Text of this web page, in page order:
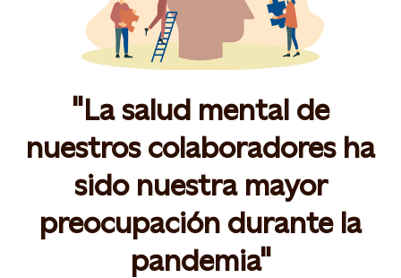
"La salud mental de
nuestros colaboradores ha
sido nuestra mayor
preocupación durante la
pandemia"